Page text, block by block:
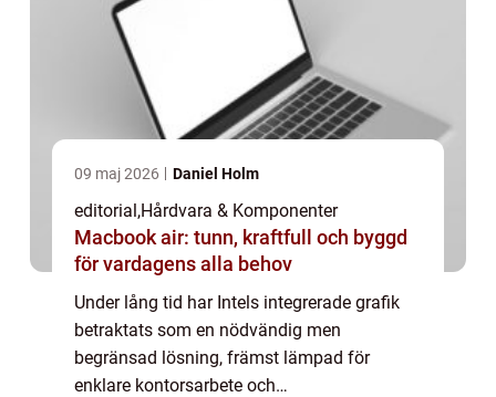
09 maj 2026 Daniel Holm
editorial,Hårdvara & Komponenter
Macbook air: tunn, kraftfull och byggd
för vardagens alla behov
Under lång tid har Intels integrerade grafik
betraktats som en nödvändig men
begränsad lösning, främst lämpad för
enklare kontorsarbete och